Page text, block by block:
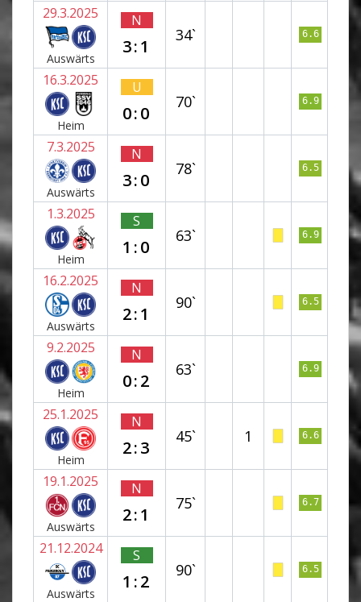
29.3.2025
Auswärts
N
3:1
34` 6.6
16.3.2025
Heim
U
0:0
70` 6.9
7.3.2025
Auswärts
N
3:0
78` 6.5
1.3.2025
Heim
S
1:0
63` 6.9
16.2.2025
Auswärts
N
2:1
90` 6.5
9.2.2025
Heim
N
0:2
63` 6.9
25.1.2025
Heim
N
2:3
45` 1 6.6
19.1.2025
Auswärts
N
2:1
75` 6.7
21.12.2024
Auswärts
S
1:2
90` 6.5